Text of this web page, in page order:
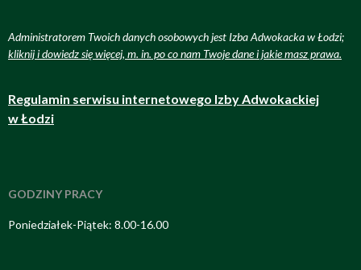
Administratorem Twoich danych osobowych jest Izba Adwokacka w Łodzi;
kliknij i dowiedz się więcej, m. in. po co nam Twoje dane i jakie masz prawa.
Regulamin serwisu internetowego Izby Adwokackiej
w Łodzi
GODZINY PRACY
Poniedziałek-Piątek: 8.00-16.00